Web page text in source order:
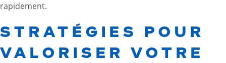
rapidement.
STRATÉGIES POUR
VALORISER VOTRE